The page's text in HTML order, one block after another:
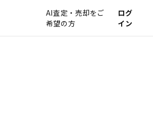
AI査定・売却をご
希望の方
ログ
イン